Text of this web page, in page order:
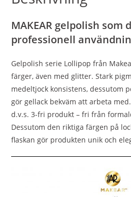
MAKEAR gelpolish som
professionell
Gelpolish serie Lollipop från
färger, även med glitter. Stark
medeltjock konsistens, dessutom
gör gellack bekväm att arbeta
d.v.s. 3-fri produkt – fri från
Dessutom den riktiga färgen på
flaskan gör produkten unik och